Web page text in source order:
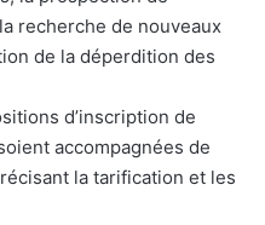
recherche de nouveaux
de la déperdition des
d’inscription de
accompagnées de
la tarification et les